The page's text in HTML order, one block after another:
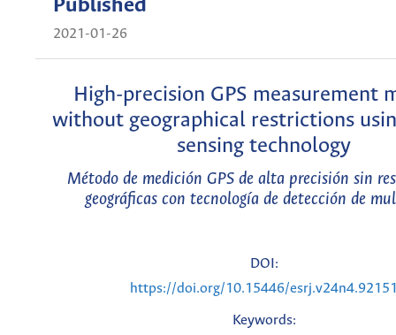
Published
2021-01-26
High-precision GPS measurement
without geographical restrictions
sensing technology
Método de medición GPS de alta precisión sin
geográficas con tecnología de detección de
DOI:
https://doi.org/10.15446/
Keywords: